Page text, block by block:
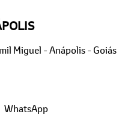
Miguel - Anápolis - Goiás
WhatsApp